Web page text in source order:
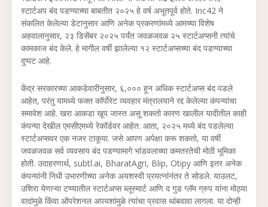
स्टार्टअप बंद पडण्याच्या बाबतीत २०२५ हे वर्ष अभूतपूर्व होते. Inc42 ने
संकलित केलेल्या डेटानुसार आणि अनेक प्रकरणांमध्ये आमच्या विशेष
अहवालानुसार, २३ डिसेंबर २०२५ पर्यंत जवळजवळ २५ स्टार्टअप्सनी त्यांचे
कामकाज बंद केले. हे मागील वर्षी झालेल्या १२ स्टार्टअप्सच्या बंद पडण्याच्या
दुप्पट आहे.
केंद्र सरकारच्या आकडेवारीनुसार, ६,००० हून अधिक स्टार्टअप्स बंद पडले
आहेत, परंतु यामध्ये फक्त कॉर्पोरेट व्यवहार मंत्रालयाने रद्द केलेल्या कंपन्यांचा
समावेश आहे. खरा आकडा खूप जास्त असू शकतो कारण खालील यादीतील काही
कंपन्या देखील एमसीएमध्ये रेकॉर्डवर आहेत. आता, २०२५ मध्ये बंद पडलेल्या
स्टार्टअप्सवर एक नजर टाकूया. जसे आपण अपेक्षा करू शकतो, या वर्षी
जवळजवळ सर्व व्यवसाय बंद पडण्यामागे भांडवलाच्या कमतरतेची मोठी भूमिका
होती. उदाहरणार्थ, subtl.ai, BharatAgri, Blip, Otipy आणि इतर अनेक
कंपन्यांनी निधी उभारणीच्या अनेक अयशस्वी प्रयत्नांनंतर ते सोडले. याउलट,
उशिरा येणाऱ्या टप्प्यातील स्टार्टअप्स ब्लूस्मार्ट आणि द गुड ग्लॅम ग्रुप यांना मोठ्या
वादांमुळे किंवा ऑपरेशनल अपयशांमुळे त्यांचा प्रवास थांबवावा लागला. या दोन्ही